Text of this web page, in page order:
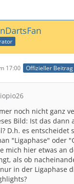
17:00 Offizieller Beitrag
noch nicht ganz
Bild: Ist das dann
D.h. es entscheidet
"Ligaphase" oder
mich hier etwas an
als ob
in der Ligaphase